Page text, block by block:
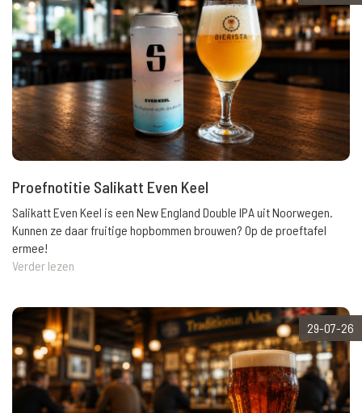
Proefnotitie Salikatt Even Keel
Salikatt Even Keel is een New England Double IPA uit Noorwegen.
Kunnen ze daar fruitige hopbommen brouwen? Op de proeftafel
ermee!
Verder lezen
29-07-26